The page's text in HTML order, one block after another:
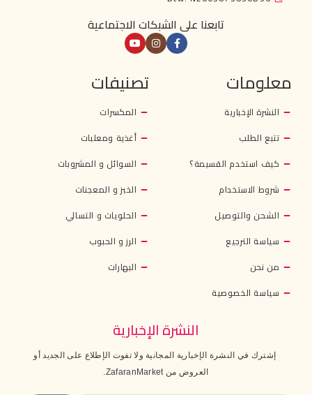
تابعنا على الشبكات الاجتماعية
معلومات
النشرة الإخبارية
تتبع الطلب
كيف استخدم القسيمة؟
شروط الاستخدام
الشحن والتوصيل
سياسة الترجيع
من نحن
سياسة الخصوصية
تصنيفات
المكسرات
أغذية ومعلبات
السوائل و المشروبات
الخبز و المعجنات
الحلويات و التسالي
الرز و الحبوب
البهارات
النشرة الإخبارية
إشترك في النشرة الإخبارية المجانية ولا تفوت الإطلاع على الجديد أو
العروض من ZafaranMarket.